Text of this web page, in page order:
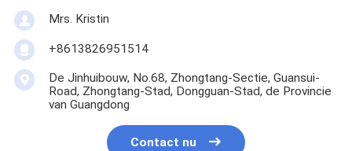
Mrs. Kristin
+8613826951514
De Jinhuibouw, No.68, Zhongtang-Sectie, Guansui-
Road, Zhongtang-Stad, Dongguan-Stad, de Provincie
van Guangdong
Contact nu